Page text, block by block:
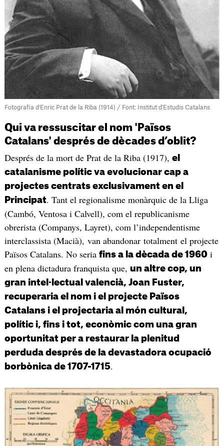
Fotografia d'Enric Prat de la Riba (1914) / Font: Institut d'Estudis Catalans
Qui va ressuscitar el nom 'Països
Catalans' després de dècades d’oblit?
Després de la mort de Prat de la Riba (1917), el
catalanisme polític va evolucionar cap a
projectes centrats exclusivament en el
Principat. Tant el regionalisme monàrquic de la Lliga
(Cambó, Ventosa i Calvell), com el republicanisme
obrerista (Companys, Layret), com l’independentisme
interclassista (Macià), van abandonar totalment el projecte
Països Catalans. No seria fins a la dècada de 1960i
en plena dictadura franquista que, un altre cop, un
gran intel·lectual valencià, Joan Fuster,
recuperaria el nom i el projecte Països
Catalans i el projectaria al món cultural,
polític i, fins i tot, econòmic com una gran
oportunitat per a restaurar la plenitud
perduda després de la devastadora ocupació
borbònica de 1707-1715.